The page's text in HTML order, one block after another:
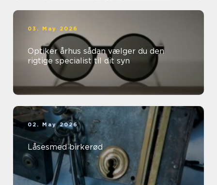
03. May 2026
Optiker århus sådan vælger du den
rigtige specialist til dit syn
02. May 2026
Låsesmed birkerød